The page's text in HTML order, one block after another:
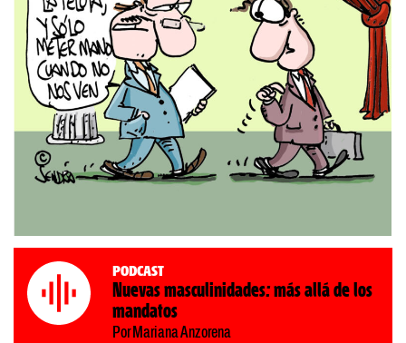
Podcast
Nuevas masculinidades: más allá de los
mandatos
Por Mariana Anzorena